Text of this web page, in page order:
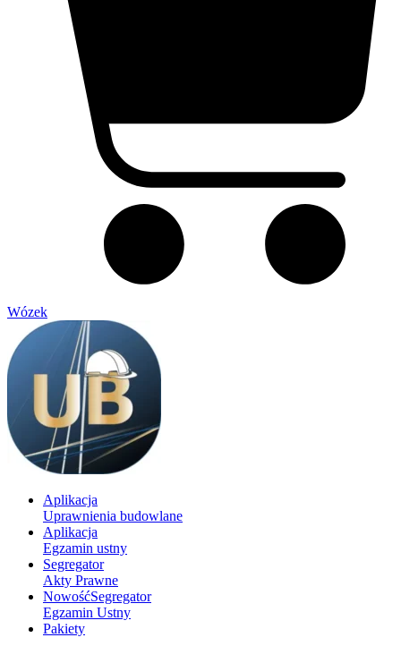
Wózek
Aplikacja
Uprawnienia budowlane
Aplikacja
Egzamin ustny
Segregator
Akty Prawne
NowośćSegregator
Egzamin Ustny
Pakiety